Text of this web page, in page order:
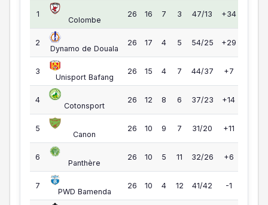
Elite One — Classement
1
Colombe
26 16 7 3 47/13 +34
2
Dynamo de Douala
26 17 4 5 54/25 +29
3
Unisport Bafang
26 15 4 7 44/37 +7
4
Cotonsport
26 12 8 6 37/23 +14
5
Canon
26 10 9 7 31/20 +11
6
Panthère
26 10 5 11 32/26 +6
7
PWD Bamenda
26 10 4 12 41/42 -1